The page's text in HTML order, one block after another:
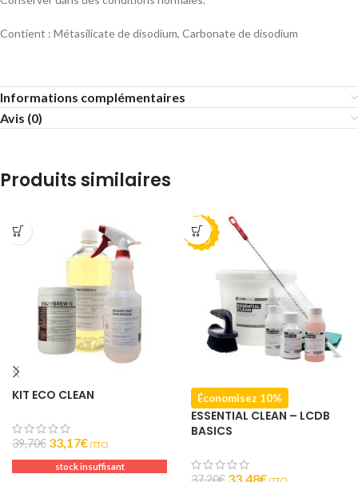
Contient : Métasilicate de disodium, Carbonate de disodium
Informations complémentaires
Avis (0)
Produits similaires
KIT ECO CLEAN
39,70€ 33,17€ (T.T.C).
stock insuffisant
PRO
MO
Économisez 10%
ESSENTIAL CLEAN – LCDB
BASICS
33,48€